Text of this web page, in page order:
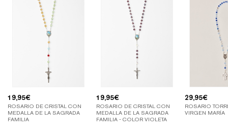
19,95€
ROSARIO DE CRISTAL CON
MEDALLA DE LA SAGRADA
FAMILIA
19,95€
ROSARIO DE CRISTAL CON
MEDALLA DE LA SAGRADA
FAMILIA - COLOR VIOLETA
29,95€
ROSARIO
VIRGEN MARÍA